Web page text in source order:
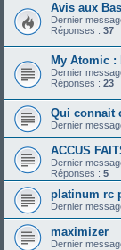
Avis aux
Dernier
Réponses : 37
My Atomic :
Dernier
Réponses : 23
Qui connait
Dernier
ACCUS
Dernier
Réponses : 5
platinum rc
Dernier
maximizer
Dernier